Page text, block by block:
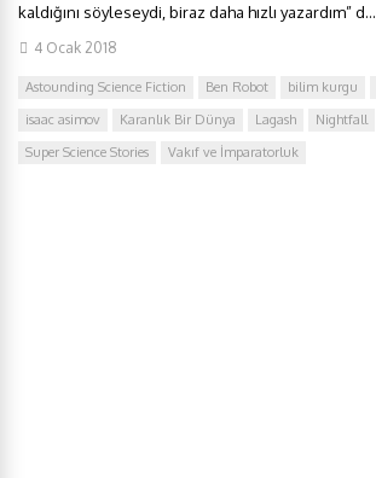
kaldığını söyleseydi, biraz daha hızlı yazardım” d...
4 Ocak 2018
Astounding Science Fiction Ben Robot bilim kurgu
isaac asimov
Karanlık Bir Dünya Lagash Nightfall
Super Science Stories
Vakıf ve İmparatorluk